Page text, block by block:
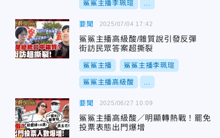
鯊鯊主播李珮瑄
要聞
鯊鯊主播高級酸/雜質說引發反彈
街訪民眾答案超撕裂
鯊鯊主播 鯊鯊主播李珮瑄
鯊鯊主播高級酸
2025/07/04 17:42
要聞
鯊鯊主播高級酸／明顯轉熱戰！罷免
投票表態出門爆增
2025/06/27 10:09